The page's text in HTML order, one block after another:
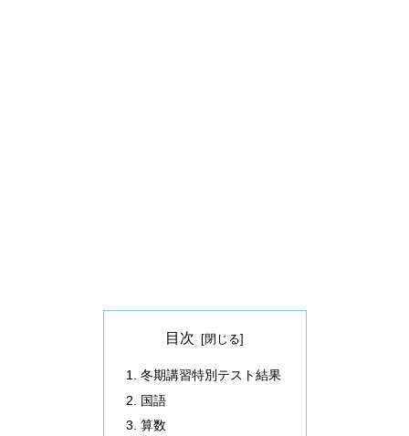
目次
冬期講習特別テスト結果
国語
算数